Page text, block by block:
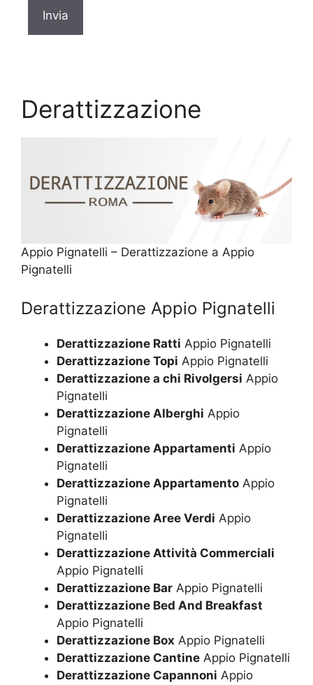
Derattizzazione
Appio Pignatelli – Derattizzazione a Appio
Pignatelli
Derattizzazione Appio Pignatelli
Derattizzazione Ratti Appio Pignatelli
Derattizzazione Topi Appio Pignatelli
Derattizzazione a chi Rivolgersi Appio
Pignatelli
Derattizzazione Alberghi Appio
Pignatelli
Derattizzazione Appartamenti Appio
Pignatelli
Derattizzazione Appartamento Appio
Pignatelli
Derattizzazione Aree Verdi Appio
Pignatelli
Derattizzazione Attività Commerciali
Appio Pignatelli
Derattizzazione Bar Appio Pignatelli
Derattizzazione Bed And Breakfast
Appio Pignatelli
Derattizzazione Box Appio Pignatelli
Derattizzazione Cantine Appio Pignatelli
Derattizzazione Capannoni Appio